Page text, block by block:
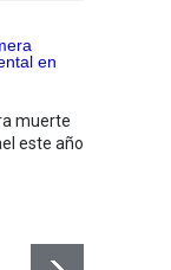
muerte
este año